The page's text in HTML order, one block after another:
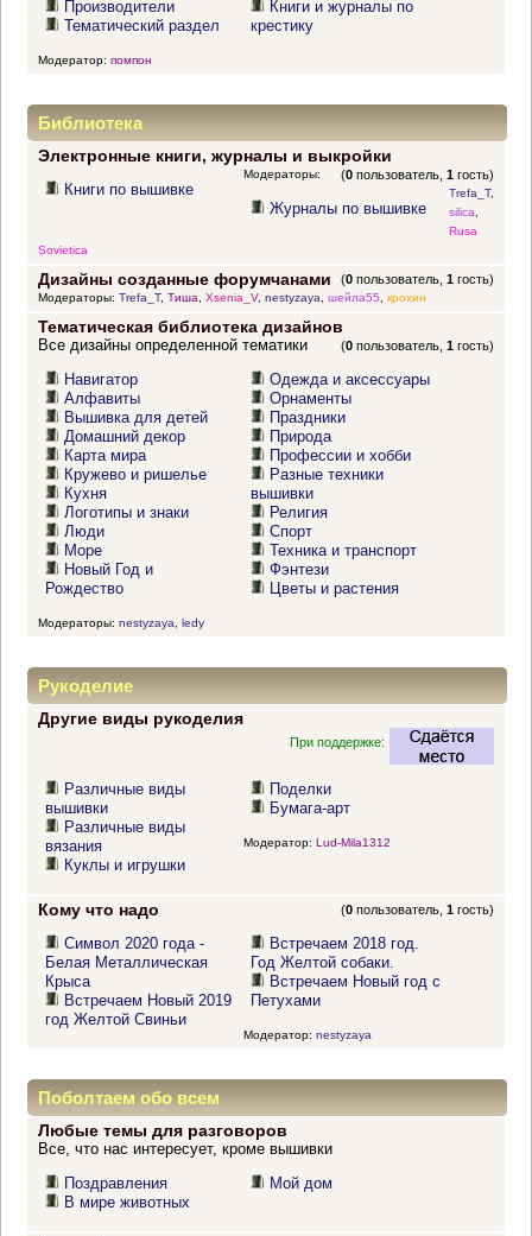
Производители
Тематический раздел
Книги и журналы по
крестику
Модератор: помпон
Библиотека
Электронные книги, журналы и выкройки
(0 пользователь,1 гость)
Книги по вышивке
Журналы по вышивке
Модераторы:
Trefa_T,
silica,
Rusa
Sovietica
Дизайны созданные форумчанами (0 пользователь,1 гость)
Модераторы: Trefa_T, Тиша, Xsenia_V, nestyzaya, шейла55, крохин
Тематическая библиотека дизайнов
(0 пользователь,1 гость)
Все дизайны определенной тематики
Навигатор
Алфавиты
Вышивка для детей
Домашний декор
Карта мира
Кружево и ришелье
Кухня
Логотипы и знаки
Люди
Море
Новый Год и
Рождество
Одежда и аксессуары
Орнаменты
Праздники
Природа
Профессии и хобби
Разные техники
вышивки
Религия
Спорт
Техника и транспорт
Фэнтези
Цветы и растения
Модераторы: nestyzaya ledy
Рукоделие
Другие виды рукоделия
При поддержке:
Различные виды
вышивки
Различные виды
вязания
Куклы и игрушки
Поделки
Бумага-арт
Модератор: Lud-Mila1312
Кому что надо (0 пользователь,1 гость)
Символ 2020 года -
Белая Металлическая
Крыса
Встречаем Новый 2019
год Желтой Свиньи
Встречаем 2018 год.
Год Желтой собаки.
Встречаем Новый год с
Петухами
Модератор: nestyzaya
Поболтаем обо всем
Любые темы для разговоров
Все, что нас интересует, кроме вышивки
Поздравления
В мире животных
Мой дом